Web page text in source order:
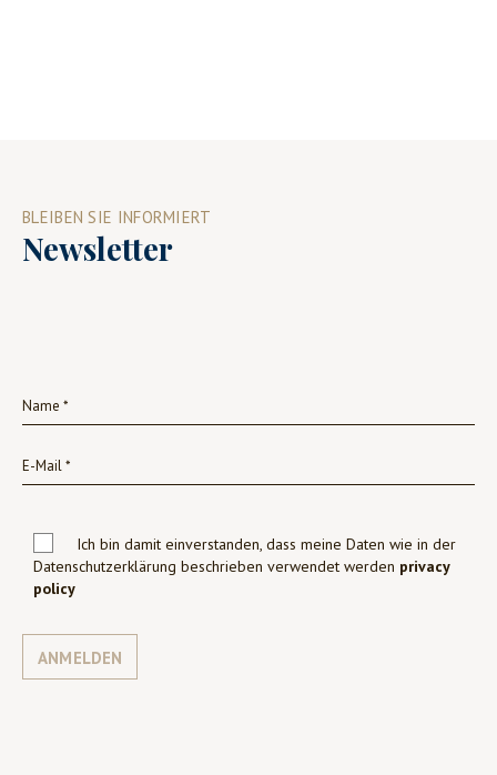
BLEIBEN SIE INFORMIERT
Newsletter
Ich bin damit einverstanden, dass meine Daten wie in der
Datenschutzerklärung beschrieben verwendet werden privacy
policy
ANMELDEN